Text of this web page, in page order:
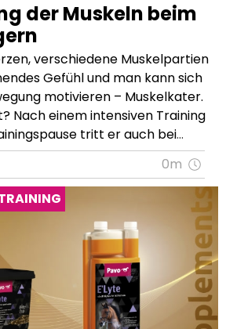
der Muskeln beim
die Azidose zu kompensieren. Die Muskelschmerzen lassen innerhalb kürzester Zeit wieder nach. Die übermäßige Menge an Laktat wird zur Energiegewinnung herangezogen bzw. in ruhender Muskulatur zu Muskelglykogen aufgebaut. Carnosin ist z.B. ein Stoff mit Pufferwirkung. Er wird im Körper aus Beta-Alanin und L-Histidin gebildet. Eine hohe Carnosin-Konzentration in den Muskeln bewirkt einen großen Puffer und sorgt dafür, dass die Übersäuerung verzögert wird (Geor et al., 20131). Wie kann Beta-Alanin die Muskelübersäuerung verzögern? Damit dein Pferd eine ausreichende Pufferkapazität der Muskeln gegen Milchsäure aufbauen kann, benötigt es entsprechende „Bausteine“ für Carnosin: L-Histidin und Beta-Alanin. L-Histidin ist im Pferdefutter meist schon ausreichend vorhanden. Beta-Alanin, eine nicht-essentielle Aminosäure, sollte aber als Nahrungsergänzung dem Futter beigegeben werden. Untersuchungen (Dunnet and Harris, 1999) haben ergeben, dass die Futterbeigabe einer Nahrungsergänzung mit Beta-Alanin den Carnosin-Gehalt in den Muskeln erhöhen kann, da der Körper dann selbst mehr Carnosin produzieren kann. Dadurch ist das Pferd besser in der Lage, der Übersäuerung entgegenzuwirken und die intensiven Leistungen länger durchzuhalten. In der Lebensmittelbranche wird diese Art der Nahrungsergänzung für Ausdauersportler auch angewandt. (Hobson et al., 2012). Vollständige Versorgung der Muskeln mit Pavo Ergänzungsfutter Pavo MuscleCare Pavo MuscleCare ist ein ideales Ergänzungsfuttermittel für Pferde, die zur Übersäuerung neigen. Es unterstützt die Muskulatur vor allem nach großer Anstrengung und hilft, die Abfallstoffe, wie z.B. die Milchsäure, schneller wieder abzutransportieren. Dadurch wird die Muskulatur wieder locker. Vitamin E ​​Es enthält neben Beta-Alanin auch zusätzliche Antioxidantien, wie Vitamin C und einen höheren Gehalt an natürlichem Vitamin E in IE (internationale Einheiten) per mg (siehe Tabelle). Natürliches Vitamin E hat eine gute Bioverfügbarkeit (Pagan et al., 2005) und ist für den Pferdekörper dadurch effektiver. Zum Vergleich: Natürliches Vitamin E (RRR-alpha-Tocopherylacetat) hat einen Gehalt von 1,36 IE und synthetisches Vitamin E (all-rac-alpha-Tocopherylacetat) nur von 1 IE (Geor et al., 20132). Antioxidanten versorgen steife Muskeln und sorgen für eine schnellere Regeneration. Tabelle: Biologische Aktivität individueller Formen von Vitamin E (In IE/mg) Vitamin E RRR-Form all-rac-Form natürlich synthetisch α-Tocopherylacetat 1.36 1.00 α-Tocopherol 1.49 1.10 β-Tocopherol 0.40 0.30 γ-Tocopherol 0.20 0.15 δ-Tocopherol 0.016 0.012 Vitamin B6 und Cholin Ihr Pferd kann Vitamin B normalerweise selbst bilden, aber bei Stress funktioniert dieser Prozess nicht so optimal. Damit dieser Eigensyntheseprozess gefördert werden kann, wurde zusätzliches Vitamin B6 und Cholin hinzugefügt. Natrium ​Da während eines intensiven Trainings viele Salze wie Natrium, Kalium und Chloride, über den Schweiß ausgeschieden werden, wurde MuscleCare zusätzlich mit Natrium angereichert. Eine Natriumversorgung über Raufutter ist kaum möglich. Lediglich Kalium- und Chloridspeicher werden über das Raufutter wieder aufgefüllt. Das Natrium wurde für einen ausgeglichenen Säure-Basen-Haushalt hinzugefügt. (Geor et al., 20133). Erfahre mehr zum Thema „Salz im Pferdefutter“ in unserem Ratgeber. Die optimale Dosierung von Pavo MuscleCare: 100g pro Tag für ein erwachsenes Pferd mit einem Gewicht von 600kg. Gebe diese Menge pro Tag aufgeteilt in 2 Portionen zu je 50g. Bei einem Wettkampf bitte 2-3 Stunden vor dem Start verabreichen. Pavo Eplus Pavo Eplus ist für Pferde im Ausdauersport mit intensivem Training geeignet. Gerade nach starker körperlicher Anstrengung kann eine Anhäufung von Abfallstoffen zu Muskelübersäuerungen führen. Die hochdosierten Antioxidantien (Vitamin E und C) in Pavo Eplus helfen deinem Pferd, die Abfallstoffe zu neutralisieren. Zudem optimiert zusätzliches Magnesium die Muskelkoordination. Dein Pferd bewegt sich sichtbar geschmeidiger und kann Anstrengungen leichter aushalten. Die optimale Dosierung von Pavo Eplus: 100g pro Tag für ein erwachsenes Pferd mit einem Gewicht von 600kg. Du solltest dieses Ergänzungsfuttermittel präventiv vor und an Trainings- und Turniertagen füttern. Besonderheit: Kreuzverschlag bei Pferden Neben der klassischen Form der Muskelübersäuerung gibt es auch noch eine besondere und starke Art: Der Kreuzverschlag. Ein Kreuzverschlag wird im Volksmund als Feiertagskrankheit bezeichnet. In früheren Zeiten litten vor allem Arbeitspferde an einem Kreuzverschlag, die nach schwerer körperlicher Anstrengung 1 bis 2 Tage ruhten. Als sie dann wieder ihre Arbeit aufnahmen, traten plötzliche und starke Muskelbeschwerden auf. Das Pferd verweigerte die Arbeit und bewegte sich keinen Millimeter mehr vorwärts. Heutzutage tritt der akute Kreuzverschlag meist bei (Sport-)Pferden auf, die nach einer stark körperlichen Anstrengung, wie nach intensivem Ausdauertraining oder einem Turnier, meist ein paar Tage ruhen und in dieser Zeit die gleiche Menge an Kraftfutter bekommen. Die hohe Kohlenhydratzufuhr stellt eine Energiequelle dar, die durch die fehlende Anstrengung nicht genutzt wird. Als Folge bildet sich vermehrt Laktat, welches in den Muskelzellen gesammelt und nicht abgebaut wird. Zu viel Laktat schädigt die Muskelzellen. Dies tritt insbesondere in den Muskelketten der Rücken- und Kruppenregion auf. Darüber hinaus kann auch eine ständige, überhöhte Belastung ohne Ruhepause einen Kreuzverschlag in den Muskeln auslösen. Während einer Belastung treten dann ziemlich plötzlich erste Muskelschmerzen beim Pferd auf. Die Ausprägung der Symptome ist dabei je nach Schweregrad unterschiedlich. Folgende Symptome können auf einen Kreuzverschlag hinweisen: Klammer Gang und eine verkrampfte Haltung Nervosität und Unruhe Kolikartige Symptome Starker Flüssigkeitsverlust durch vermehrtes Schwitzen Urin ist strohgelb bis dunkelbraun verfärbt Oftmals plötzliche Bewegungsverweigerung Warme, verhärtete und geschwollene Muskelketten in der Rücken- und Krup
0m